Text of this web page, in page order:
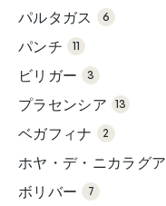
パルタガス 6
の
商
パンチ 11
11個
の
商
ビリガー 3
の
商
プラセンシア 13
個
の
商
品
ベガフィナ 2
の
商
ホヤ・デ・ニカラグア
ボリバー 7
の
商